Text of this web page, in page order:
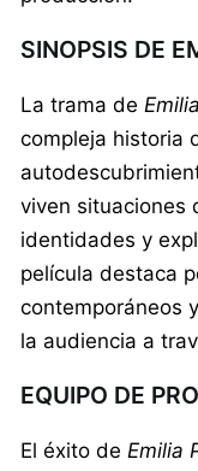
SINOPSIS DE
La trama de
compleja historia
viven situaciones
identidades y
película destaca
contemporáneos
la audiencia a
EQUIPO DE
El éxito de Emilia